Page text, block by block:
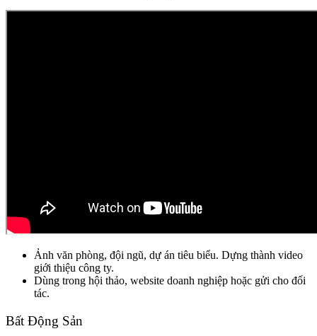
Ảnh văn phòng, đội ngũ, dự án tiêu biểu. Dựng thành video
giới thiệu công ty.
Dùng trong hội thảo, website doanh nghiệp hoặc gửi cho đối
tác.
Bất Động Sản